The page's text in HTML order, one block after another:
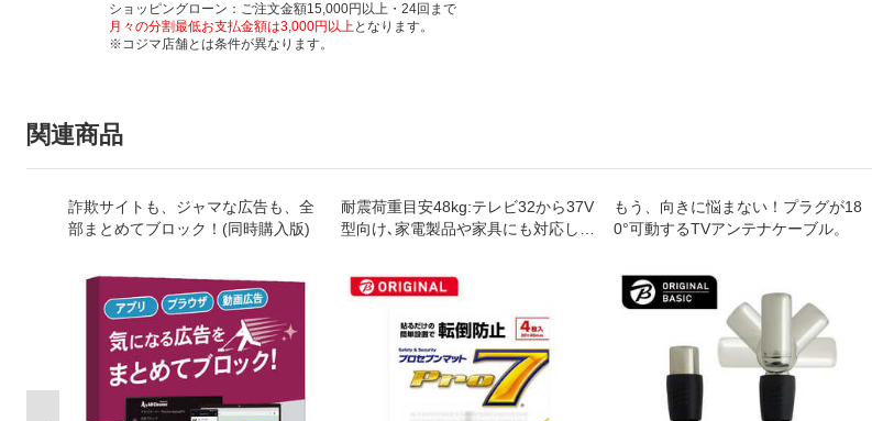
ショッピングローン：ご注文金額15,000円以上・24回まで
月々の分割最低お支払金額は3,000円以上となります。
※コジマ店舗とは条件が異なります。
関連商品
詐欺サイトも、ジャマな広告も、全
部まとめてブロック！(同時購入版)
耐震荷重目安48kg:テレビ32から37V
型向け､家電製品や家具にも対応した
ープオリジナル】
もう、向きに悩まない！プラグが18
0°可動するTVアンテナケーブル。